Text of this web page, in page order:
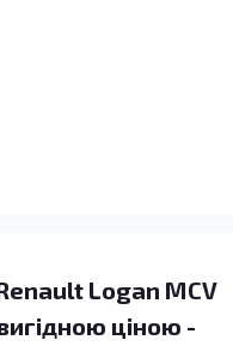
Logan MCV
ціною -